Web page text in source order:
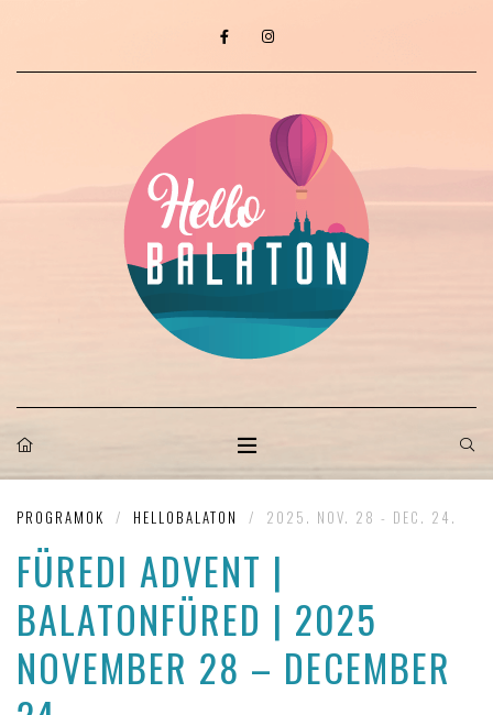
PROGRAMOK / HELLOBALATON / 2025. NOV. 28 - DEC. 24.
FÜREDI ADVENT |
BALATONFÜRED | 2025
NOVEMBER 28 – DECEMBER